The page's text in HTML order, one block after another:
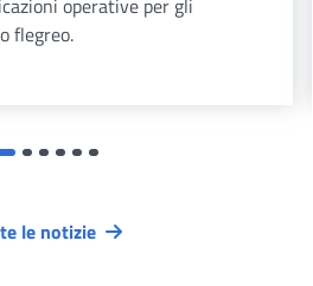
operative per gli
flegreo.
le notizie